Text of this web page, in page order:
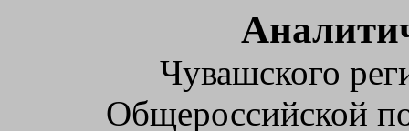
Чувашского
Общероссийской